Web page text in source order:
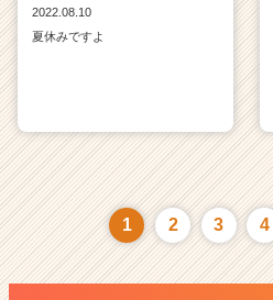
2022.08.10
夏休みですよ
1 2 3 4